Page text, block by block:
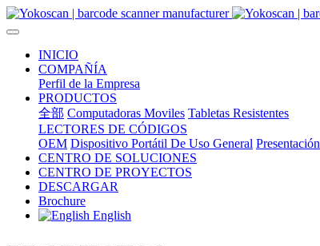
INICIO
COMPAÑÍA
Perfil de la Empresa
PRODUCTOS
全部 Computadoras Moviles Tabletas Resistentes
LECTORES DE CÓDIGOS
OEM Dispositivo Portátil De Uso General Presentación
CENTRO DE SOLUCIONES
CENTRO DE PROYECTOS
DESCARGAR
Brochure
English